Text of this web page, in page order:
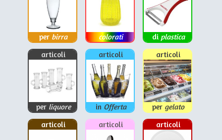
per birra colorati di plastica
articoli
per liquore
articoli
in Offerta
articoli
per gelato
articoli
articoli articoli